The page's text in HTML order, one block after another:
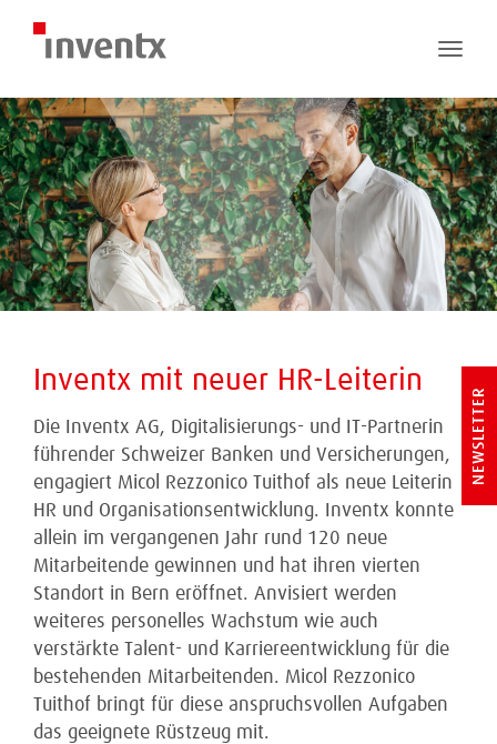
Toggle
Inventx mit neuer HR-Leiterin
Die Inventx AG, Digitalisierungs- und IT-Partnerin
führender Schweizer Banken und Versicherungen,
engagiert Micol Rezzonico Tuithof als neue Leiterin
HR und Organisationsentwicklung. Inventx konnte
allein im vergangenen Jahr rund 120 neue
Mitarbeitende gewinnen und hat ihren vierten
Standort in Bern eröffnet. Anvisiert werden
weiteres personelles Wachstum wie auch
verstärkte Talent- und Karriereentwicklung für die
bestehenden Mitarbeitenden. Micol Rezzonico
Tuithof bringt für diese anspruchsvollen Aufgaben
das geeignete Rüstzeug mit.
NEWSLETTER